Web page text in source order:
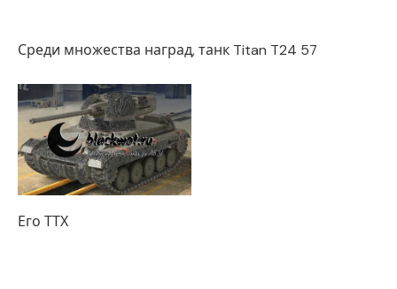
Среди множества наград, танк Titan T24 57
Его ТТХ